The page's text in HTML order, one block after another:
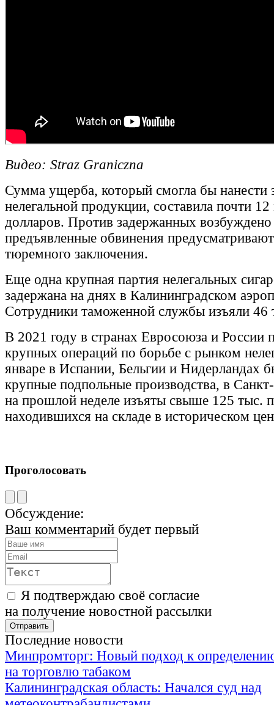
Видео: Straz Graniczna
Сумма ущерба, который смогла бы нанести
нелегальной продукции, составила почти
долларов. Против задержанных возбуждено
предъявленные обвинения
тюремного заключения.
Еще одна крупная партия нелегальных
задержана на днях в Калининградском
Сотрудники таможенной службы изъяли 46
В 2021 году в странах Евросоюза и России
крупных операций по борьбе с рынком
январе в Испании, Бельгии и Нидерландах
крупные подпольные производства, в
на прошлой неделе изъяты свыше 125 тыс.
находившихся на складе в историческом
Проголосовать
Обсуждение:
Ваш комментарий будет первый
Я подтверждаю своё согласие
на получение новостной рассылки
Последние новости
Минпромторг: Новый подход к
на торговлю табаком
Калининградская область: Начался суд над